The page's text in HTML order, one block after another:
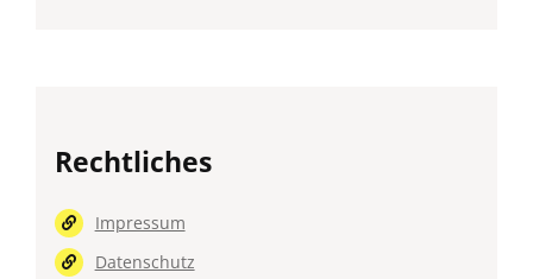
Rechtliches
Impressum
Datenschutz